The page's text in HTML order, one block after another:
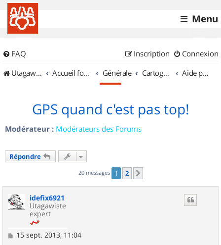
Menu
FAQ Connexion
Inscription
UtagawaVTT (Randos VTT et VTTAE avec traces GPS)
Accueil forum Générale Cartographie et GPS Aide pour l'achat d'un GPS
GPS quand c'est pas top!
Modérateur : Modérateurs des Forums
Répondre
20 messages 1 2
idefix6921
Utagawiste
expert
M15 sept. 2013, 11:04